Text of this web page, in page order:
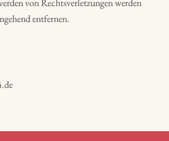
von Rechtsverletzungen werden
entfernen.